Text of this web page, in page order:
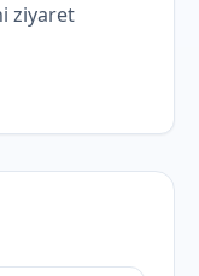
ziyaret